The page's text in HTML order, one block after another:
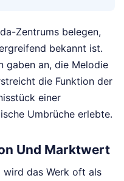
Zentrums belegen,
bekannt ist.
gaben an, die Melodie
die Funktion der
einer
Umbrüche erlebte.
Und Marktwert
das Werk oft als